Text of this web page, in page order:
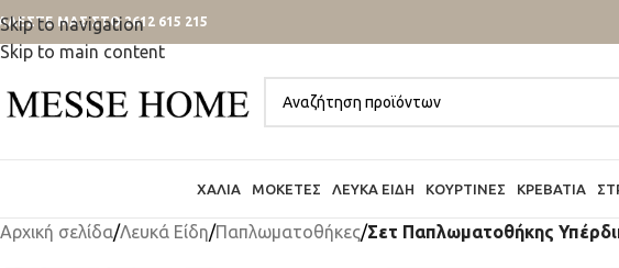
Skip to navigation
Skip to main content
ΜΑΣ ΣΤΟ 2612 615 215
ΧΑΛΙΆ ΜΟΚΈΤΕΣ ΛΕΥΚΆ ΕΊΔΗ ΚΟΥΡΤΊΝΕΣ ΚΡΕΒΆΤΙΑ
Αρχική σελίδα/Λευκά Είδη/Παπλωματοθήκες/Σετ Παπλωματοθήκης